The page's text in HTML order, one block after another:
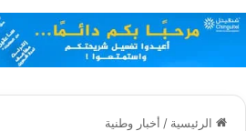
الرئيسية / أخبار وطنية